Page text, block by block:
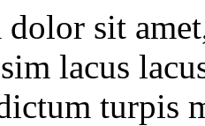
sit
lacus
turpis